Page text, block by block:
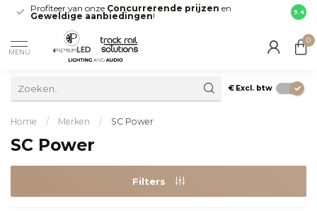
Profiteer van onze Concurrerende prijzen en
Geweldige aanbiedingen! direct
9.4
MENU
0
€ Excl. btw
Home / Merken / SC Power
SC Power
Filters